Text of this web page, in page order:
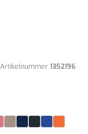
Artikelnummer 1352196
LoungeMarine
NeroOceanOranje